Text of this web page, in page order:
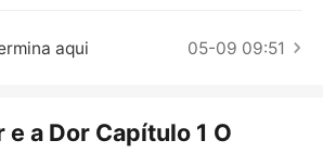
e uma nova personalidade tão
aqui 05-09 09:51
e a Dor Capítulo 1 O